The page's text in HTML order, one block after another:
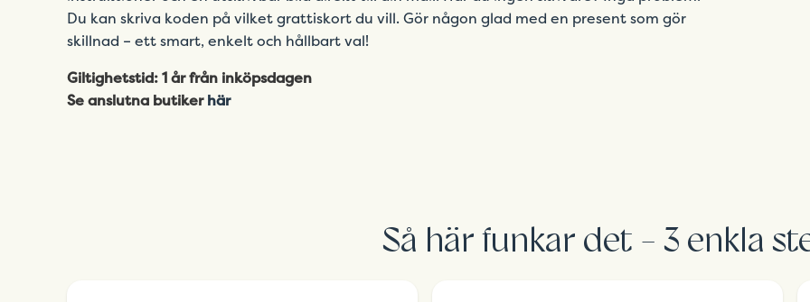
Du kan skriva koden på vilket grattiskort du vill. Gör någon glad med en present som gör
skillnad – ett smart, enkelt och hållbart val!
Giltighetstid: 1 år från inköpsdagen
Se anslutna butikerhär
Så här funkar det - 3 enkla